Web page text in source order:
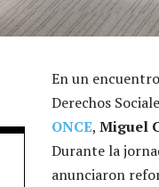
En un
Derechos
ONCE, Miguel
Durante la
anunciaron